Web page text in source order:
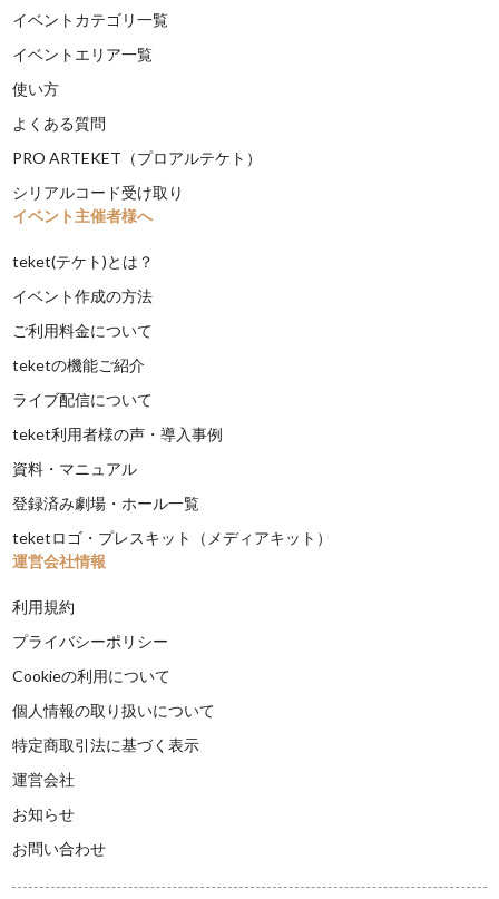
イベントカテゴリ一覧
イベントエリア一覧
使い方
よくある質問
PRO ARTEKET（プロアルテケト）
シリアルコード受け取り
イベント主催者様へ
teket(テケト)とは？
イベント作成の方法
ご利用料金について
teketの機能ご紹介
ライブ配信について
teket利用者様の声・導入事例
資料・マニュアル
登録済み劇場・ホール一覧
teketロゴ・プレスキット（メディアキット）
運営会社情報
利用規約
プライバシーポリシー
Cookieの利用について
個人情報の取り扱いについて
特定商取引法に基づく表示
運営会社
お知らせ
お問い合わせ